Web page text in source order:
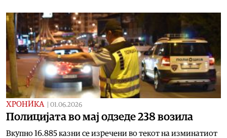
ХРОНИКА 01.06.2026
Полицијата во мај одзеде 238 возила
Вкупно 16.885 казни се изречени во текот на изминатиот